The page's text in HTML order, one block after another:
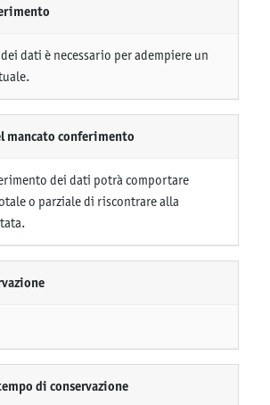
dati è necessario per adempiere un
mancato conferimento
dei dati potrà comportare
o parziale di riscontrare alla
di conservazione